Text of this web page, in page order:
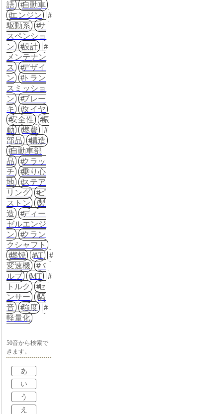
語
自動車
エンジン
駆動系
サ
スペンショ
ン
設計
メンテナン
ス
デザイ
ン
トラン
スミッショ
ン
ブレー
キ
タイヤ
安全性
振
動
燃費
部品
構造
自動車部
品
クラッ
チ
乗り心
地
ステア
リング
ピ
ストン
製
造
ディー
ゼルエンジ
ン
クラン
クシャフト
燃焼
AT
変速機
バ
ルブ
MT
トルク
セ
ンサー
騒
音
強度
軽量化
50音から検索で
きます。
あ
い
う
え